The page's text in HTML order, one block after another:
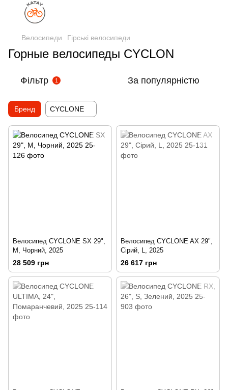
Велосипеди Гірські велосипеди
Горные велосипеды CYCLON
Фільтр 1 За популярністю
Бренд CYCLONE
Велосипед CYCLONE SX 29",
M, Чорний, 2025
28 509 грн
Велосипед CYCLONE AX 29",
Сірий, L, 2025
26 617 грн